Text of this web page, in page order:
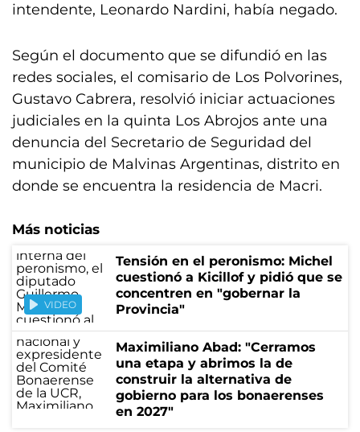
intendente, Leonardo Nardini, había negado.
Según el documento que se difundió en las
redes sociales, el comisario de Los Polvorines,
Gustavo Cabrera, resolvió iniciar actuaciones
judiciales en la quinta Los Abrojos ante una
denuncia del Secretario de Seguridad del
municipio de Malvinas Argentinas, distrito en
donde se encuentra la residencia de Macri.
Más noticias
VIDEO
Tensión en el peronismo: Michel
cuestionó a Kicillof y pidió que se
concentren en "gobernar la
Provincia"
Maximiliano Abad: "Cerramos
una etapa y abrimos la de
construir la alternativa de
gobierno para los bonaerenses
en 2027"